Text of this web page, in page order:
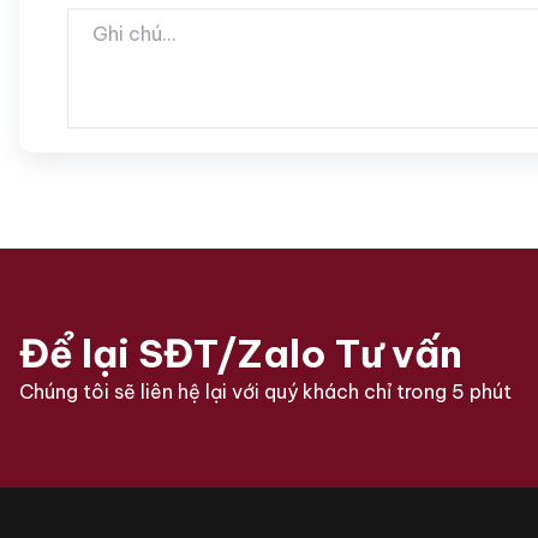
Để lại SĐT/Zalo Tư vấn
Chúng tôi sẽ liên hệ lại với quý khách chỉ trong 5 phút